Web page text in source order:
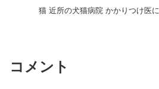
猫 近所の犬猫病院 かかりつけ医に
コメント